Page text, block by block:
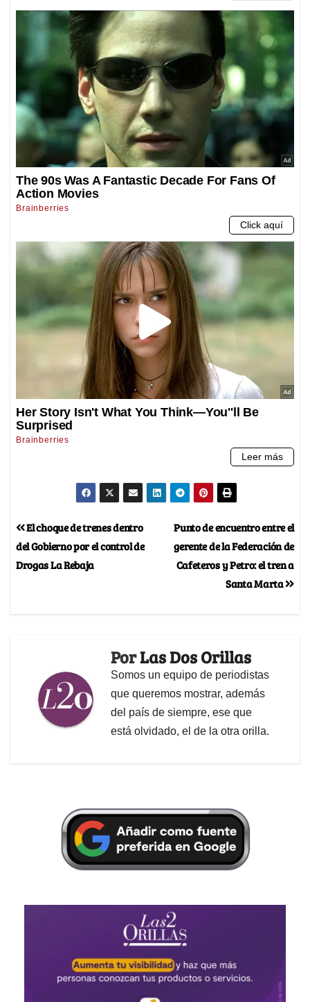
Punto de encuentro entre el
gerente de la Federación de
Cafeteros y Petro: el tren a
Santa Marta
El choque de trenes dentro
del Gobierno por el control de
Drogas La Rebaja
PorLas Dos Orillas
Somos un equipo de periodistas
que queremos mostrar, además
del país de siempre, ese que
está olvidado, el de la otra orilla.